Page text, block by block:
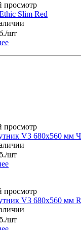
просмотр
Slim Red
/шт
просмотр
V3 680x560 мм
/шт
просмотр
V3 680x560 мм
/шт